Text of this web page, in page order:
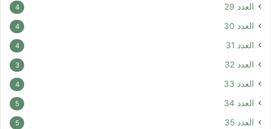
العدد 29 4
العدد 30 4
العدد 31 4
العدد 32 3
العدد 33 4
العدد 34 5
العدد 35 5